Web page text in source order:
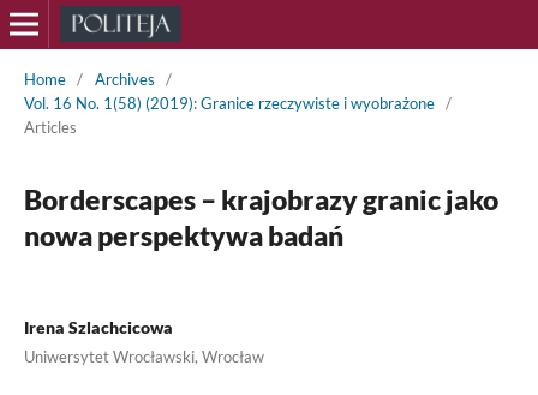
Home / Archives
/
Vol. 16 No. 1(58) (2019): Granice rzeczywiste i wyobrażone /
Articles
Borderscapes – krajobrazy granic jako
nowa perspektywa badań
Irena Szlachcicowa
Uniwersytet Wrocławski, Wrocław